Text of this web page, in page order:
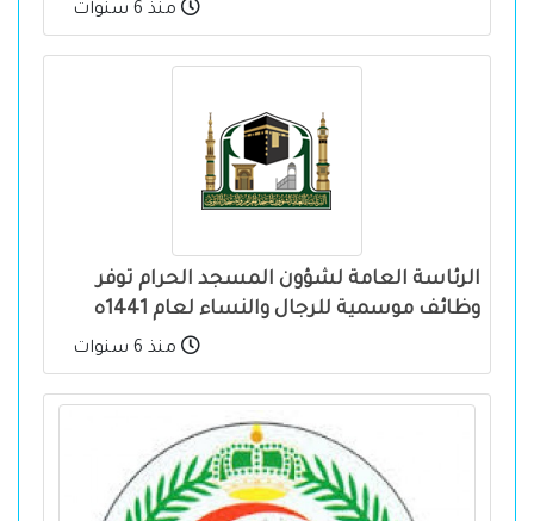
منذ 6 سنوات
الرئاسة العامة لشؤون المسجد الحرام توفر
وظائف موسمية للرجال والنساء لعام 1441ه
منذ 6 سنوات